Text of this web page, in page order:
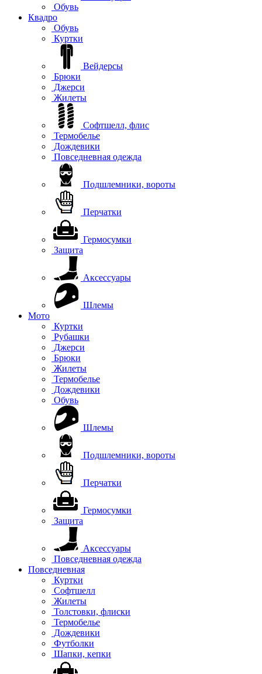
Обувь
Квадро
Обувь
Куртки
Вейдерсы
Брюки
Джерси
Жилеты
Софтшелл, флис
Термобелье
Дождевики
Повседневная одежда
Подшлемники, вороты
Перчатки
Гермосумки
Защита
Аксессуары
Шлемы
Мото
Куртки
Рубашки
Джерси
Брюки
Жилеты
Термобелье
Дождевики
Обувь
Шлемы
Подшлемники, вороты
Перчатки
Гермосумки
Защита
Аксессуары
Повседневная одежда
Повседневная
Куртки
Софтшелл
Жилеты
Толстовки, флиски
Термобелье
Дождевики
Футболки
Шапки, кепки